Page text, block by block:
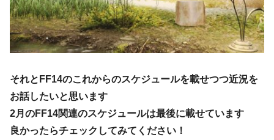
それとFF14のこれからのスケジュールを載せつつ近況を
お話したいと思います
2月のFF14関連のスケジュールは最後に載せています
良かったらチェックしてみてください！